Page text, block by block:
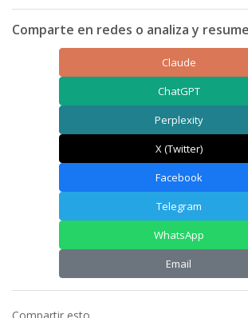
Comparte en redes o analiza y
Claude
ChatGPT
Perplexity
X (Twitter)
Facebook
Telegram
WhatsApp
Email